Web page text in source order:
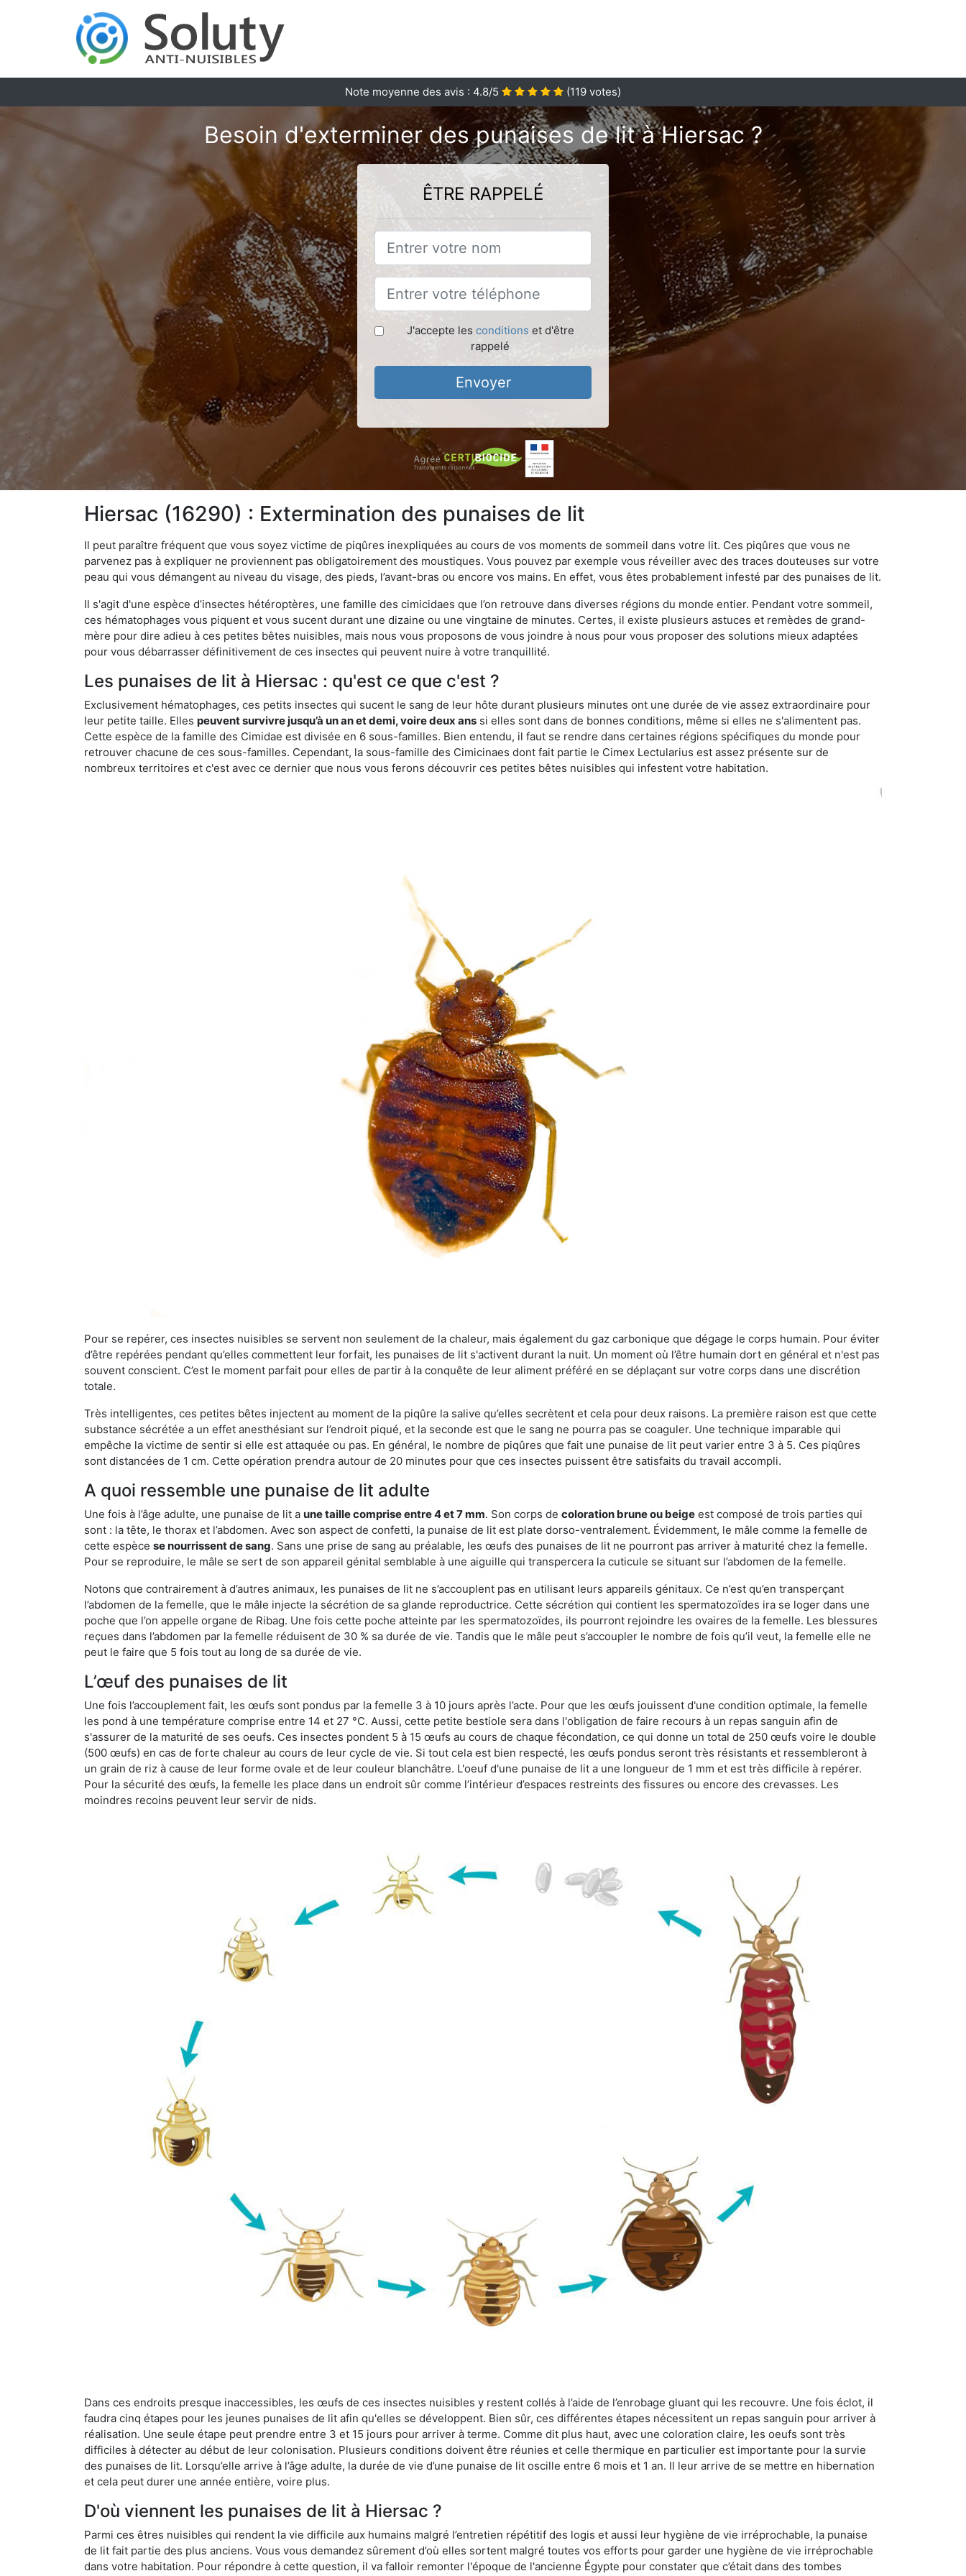
Note moyenne des avis : 4.8/5 (119 votes)
Besoin d'exterminer des punaises de lit à Hiersac ?
ÊTRE RAPPELÉ
J'accepte les conditions et d'être
rappelé
Envoyer
Hiersac (16290) : Extermination des punaises de lit
Il peut paraître fréquent que vous soyez victime de piqûres inexpliquées au cours de vos moments de sommeil dans votre lit. Ces piqûres que vous ne
parvenez pas à expliquer ne proviennent pas obligatoirement des moustiques. Vous pouvez par exemple vous réveiller avec des traces douteuses sur votre
peau qui vous démangent au niveau du visage, des pieds, l’avant-bras ou encore vos mains. En effet, vous êtes probablement infesté par des punaises de lit.
Il s'agit d'une espèce d’insectes hétéroptères, une famille des cimicidaes que l’on retrouve dans diverses régions du monde entier. Pendant votre sommeil,
ces hématophages vous piquent et vous sucent durant une dizaine ou une vingtaine de minutes. Certes, il existe plusieurs astuces et remèdes de grand-
mère pour dire adieu à ces petites bêtes nuisibles, mais nous vous proposons de vous joindre à nous pour vous proposer des solutions mieux adaptées
pour vous débarrasser définitivement de ces insectes qui peuvent nuire à votre tranquillité.
Les punaises de lit à Hiersac : qu'est ce que c'est ?
Exclusivement hématophages, ces petits insectes qui sucent le sang de leur hôte durant plusieurs minutes ont une durée de vie assez extraordinaire pour
leur petite taille. Elles peuvent survivre jusqu’à un an et demi, voire deux ans si elles sont dans de bonnes conditions, même si elles ne s'alimentent pas.
Cette espèce de la famille des Cimidae est divisée en 6 sous-familles. Bien entendu, il faut se rendre dans certaines régions spécifiques du monde pour
retrouver chacune de ces sous-familles. Cependant, la sous-famille des Cimicinaes dont fait partie le Cimex Lectularius est assez présente sur de
nombreux territoires et c'est avec ce dernier que nous vous ferons découvrir ces petites bêtes nuisibles qui infestent votre habitation.
Pour se repérer, ces insectes nuisibles se servent non seulement de la chaleur, mais également du gaz carbonique que dégage le corps humain. Pour éviter
d’être repérées pendant qu’elles commettent leur forfait, les punaises de lit s'activent durant la nuit. Un moment où l’être humain dort en général et n'est pas
souvent conscient. C’est le moment parfait pour elles de partir à la conquête de leur aliment préféré en se déplaçant sur votre corps dans une discrétion
totale.
Très intelligentes, ces petites bêtes injectent au moment de la piqûre la salive qu’elles secrètent et cela pour deux raisons. La première raison est que cette
substance sécrétée a un effet anesthésiant sur l’endroit piqué, et la seconde est que le sang ne pourra pas se coaguler. Une technique imparable qui
empêche la victime de sentir si elle est attaquée ou pas. En général, le nombre de piqûres que fait une punaise de lit peut varier entre 3 à 5. Ces piqûres
sont distancées de 1 cm. Cette opération prendra autour de 20 minutes pour que ces insectes puissent être satisfaits du travail accompli.
A quoi ressemble une punaise de lit adulte
Une fois à l’âge adulte, une punaise de lit a une taille comprise entre 4 et 7 mm. Son corps de coloration brune ou beige est composé de trois parties qui
sont : la tête, le thorax et l’abdomen. Avec son aspect de confetti, la punaise de lit est plate dorso-ventralement. Évidemment, le mâle comme la femelle de
cette espèce se nourrissent de sang. Sans une prise de sang au préalable, les œufs des punaises de lit ne pourront pas arriver à maturité chez la femelle.
Pour se reproduire, le mâle se sert de son appareil génital semblable à une aiguille qui transpercera la cuticule se situant sur l’abdomen de la femelle.
Notons que contrairement à d’autres animaux, les punaises de lit ne s’accouplent pas en utilisant leurs appareils génitaux. Ce n’est qu’en transperçant
l’abdomen de la femelle, que le mâle injecte la sécrétion de sa glande reproductrice. Cette sécrétion qui contient les spermatozoïdes ira se loger dans une
poche que l’on appelle organe de Ribag. Une fois cette poche atteinte par les spermatozoïdes, ils pourront rejoindre les ovaires de la femelle. Les blessures
reçues dans l’abdomen par la femelle réduisent de 30 % sa durée de vie. Tandis que le mâle peut s’accoupler le nombre de fois qu’il veut, la femelle elle ne
peut le faire que 5 fois tout au long de sa durée de vie.
L’œuf des punaises de lit
Une fois l’accouplement fait, les œufs sont pondus par la femelle 3 à 10 jours après l’acte. Pour que les œufs jouissent d'une condition optimale, la femelle
les pond à une température comprise entre 14 et 27 °C. Aussi, cette petite bestiole sera dans l'obligation de faire recours à un repas sanguin afin de
s'assurer de la maturité de ses oeufs. Ces insectes pondent 5 à 15 œufs au cours de chaque fécondation, ce qui donne un total de 250 œufs voire le double
(500 œufs) en cas de forte chaleur au cours de leur cycle de vie. Si tout cela est bien respecté, les œufs pondus seront très résistants et ressembleront à
un grain de riz à cause de leur forme ovale et de leur couleur blanchâtre. L'oeuf d'une punaise de lit a une longueur de 1 mm et est très difficile à repérer.
Pour la sécurité des œufs, la femelle les place dans un endroit sûr comme l’intérieur d’espaces restreints des fissures ou encore des crevasses. Les
moindres recoins peuvent leur servir de nids.
Dans ces endroits presque inaccessibles, les œufs de ces insectes nuisibles y restent collés à l’aide de l’enrobage gluant qui les recouvre. Une fois éclot, il
faudra cinq étapes pour les jeunes punaises de lit afin qu'elles se développent. Bien sûr, ces différentes étapes nécessitent un repas sanguin pour arriver à
réalisation. Une seule étape peut prendre entre 3 et 15 jours pour arriver à terme. Comme dit plus haut, avec une coloration claire, les oeufs sont très
difficiles à détecter au début de leur colonisation. Plusieurs conditions doivent être réunies et celle thermique en particulier est importante pour la survie
des punaises de lit. Lorsqu’elle arrive à l’âge adulte, la durée de vie d’une punaise de lit oscille entre 6 mois et 1 an. Il leur arrive de se mettre en hibernation
et cela peut durer une année entière, voire plus.
D'où viennent les punaises de lit à Hiersac ?
Parmi ces êtres nuisibles qui rendent la vie difficile aux humains malgré l’entretien répétitif des logis et aussi leur hygiène de vie irréprochable, la punaise
de lit fait partie des plus anciens. Vous vous demandez sûrement d’où elles sortent malgré toutes vos efforts pour garder une hygiène de vie irréprochable
dans votre habitation. Pour répondre à cette question, il va falloir remonter l'époque de l'ancienne Égypte pour constater que c’était dans des tombes